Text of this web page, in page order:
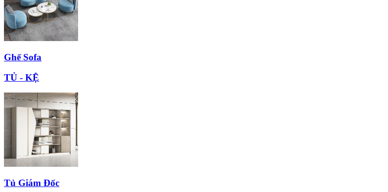
Ghế Sofa
TỦ - KỆ
Tủ Giám Đốc